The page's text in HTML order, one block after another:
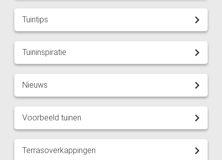
Tuintips
Tuininspiratie
Nieuws
Voorbeeld tuinen
Terrasoverkappingen